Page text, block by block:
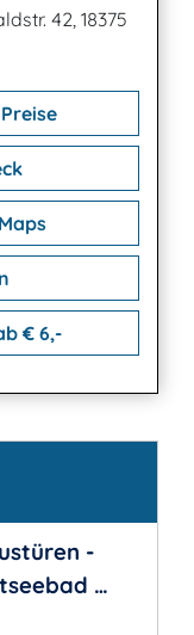
42, 18375
€ 6,-
-
…